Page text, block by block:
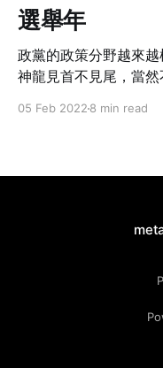
選舉年
政黨的政策分野越來
神龍見首不見尾，當
05 Feb 2022 8 min read